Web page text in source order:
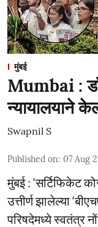
मुंबई
Mumbai :
न्यायालयाने
Swapnil S
Published on: 07 Aug
मुंबई : ‘सर्टिफिकेट
उत्तीर्ण झालेल्या
परिषदेमध्ये स्वतंत्र